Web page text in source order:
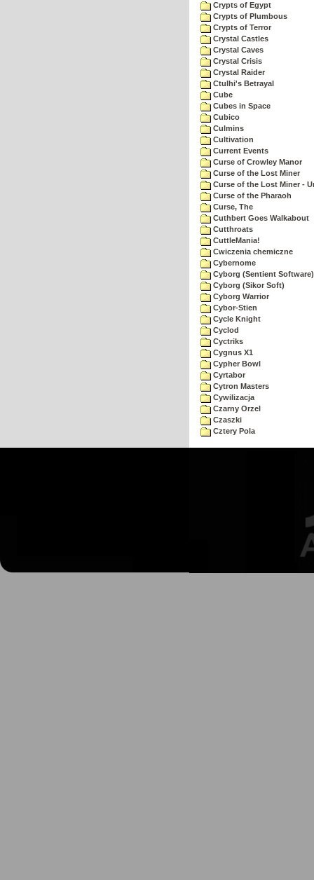
Crypts of Egypt
Crypts of Plumbous
Crypts of Terror
Crystal Castles
Crystal Caves
Crystal Crisis
Crystal Raider
Ctulhi's Betrayal
Cube
Cubes in Space
Cubico
Culmins
Cultivation
Current Events
Curse of Crowley Manor
Curse of the Lost Miner
Curse of the Lost Miner -
Curse of the Pharaoh
Curse, The
Cuthbert Goes Walkabout
Cutthroats
CuttleMania!
Cwiczenia chemiczne
Cybernome
Cyborg (Sentient Software)
Cyborg (Sikor Soft)
Cyborg Warrior
Cybor-Stien
Cycle Knight
Cyclod
Cyctriks
Cygnus X1
Cypher Bowl
Cyrtabor
Cytron Masters
Cywilizacja
Czarny Orzel
Czaszki
Cztery Pola